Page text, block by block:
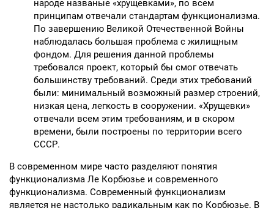
народе названые «хрущевками», по всем
принципам отвечали стандартам функционализма.
По завершению Великой Отечественной Войны
наблюдалась большая проблема с жилищным
фондом. Для решения данной проблемы
требовался проект, который бы смог отвечать
большинству требований. Среди этих требований
были: минимальный возможный размер строений,
низкая цена, легкость в сооружении. «Хрущевки»
отвечали всем этим требованиям, и в скором
времени, были построены по территории всего
СССР.
В современном мире часто разделяют понятия
функционализма Ле Корбюзье и современного
функционализма. Современный функционализм
является не настолько радикальным как по Корбюзье. В